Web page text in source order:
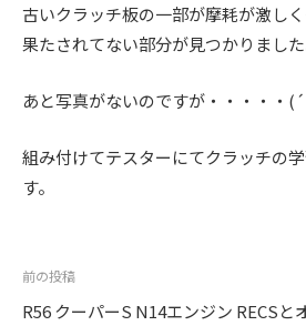
古いクラッチ板の一部が摩耗が激し
果たされてない部分が見つかりました
あと写真がないのですが・・・・・
組み付けてテスターにてクラッチの
す。
投
稿
前の投稿
R56 クーパーS N14エンジン RECS